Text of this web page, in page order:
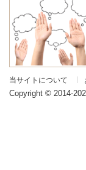
当サイトについて
Copyright © 2014-